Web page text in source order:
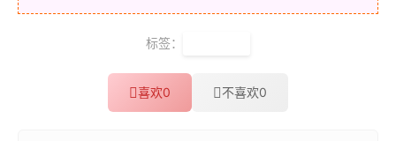
标签：
喜欢0 不喜欢0